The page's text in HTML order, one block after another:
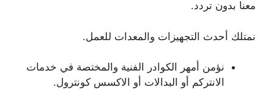
معنا بدون تردد.
نمتلك أحدث التجهيزات والمعدات للعمل.
نؤمن أمهر الكوادر الفنية والمختصة في خدمات
الانتركم أو البدالات أو الاكسس كونترول.